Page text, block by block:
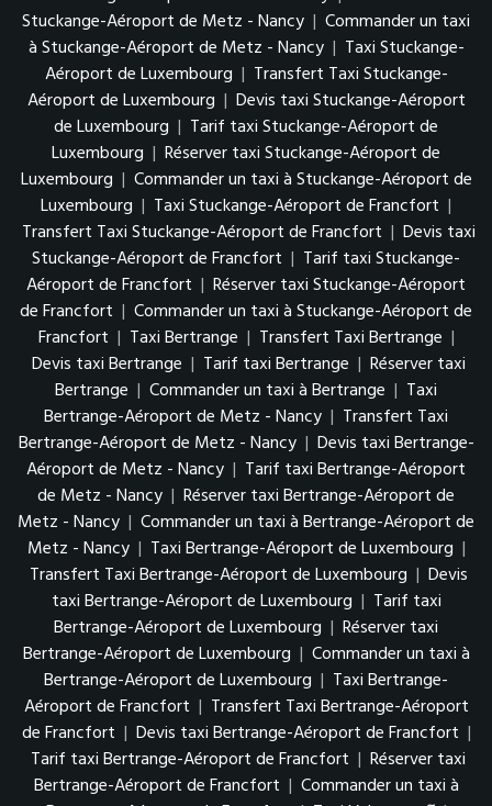
Stuckange-Aéroport de Metz - Nancy | Commander un taxi
à Stuckange-Aéroport de Metz - Nancy | Taxi Stuckange-
Aéroport de Luxembourg | Transfert Taxi Stuckange-
Aéroport de Luxembourg | Devis taxi Stuckange-Aéroport
de Luxembourg | Tarif taxi Stuckange-Aéroport de
Luxembourg | Réserver taxi Stuckange-Aéroport de
Luxembourg | Commander un taxi à Stuckange-Aéroport de
Luxembourg | Taxi Stuckange-Aéroport de Francfort |
Transfert Taxi Stuckange-Aéroport de Francfort | Devis taxi
Stuckange-Aéroport de Francfort | Tarif taxi Stuckange-
Aéroport de Francfort | Réserver taxi Stuckange-Aéroport
de Francfort | Commander un taxi à Stuckange-Aéroport de
Francfort | Taxi Bertrange | Transfert Taxi Bertrange |
Devis taxi Bertrange | Tarif taxi Bertrange | Réserver taxi
Bertrange | Commander un taxi à Bertrange | Taxi
Bertrange-Aéroport de Metz - Nancy | Transfert Taxi
Bertrange-Aéroport de Metz - Nancy | Devis taxi Bertrange-
Aéroport de Metz - Nancy | Tarif taxi Bertrange-Aéroport
de Metz - Nancy | Réserver taxi Bertrange-Aéroport de
Metz - Nancy | Commander un taxi à Bertrange-Aéroport de
Metz - Nancy | Taxi Bertrange-Aéroport de Luxembourg |
Transfert Taxi Bertrange-Aéroport de Luxembourg | Devis
taxi Bertrange-Aéroport de Luxembourg | Tarif taxi
Bertrange-Aéroport de Luxembourg | Réserver taxi
Bertrange-Aéroport de Luxembourg | Commander un taxi à
Bertrange-Aéroport de Luxembourg | Taxi Bertrange-
Aéroport de Francfort | Transfert Taxi Bertrange-Aéroport
de Francfort | Devis taxi Bertrange-Aéroport de Francfort |
Tarif taxi Bertrange-Aéroport de Francfort | Réserver taxi
Bertrange-Aéroport de Francfort | Commander un taxi à